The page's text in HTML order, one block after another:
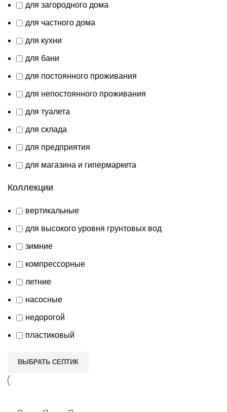
для загородного дома
для частного дома
для кухни
для бани
для постоянного проживания
для непостоянного проживания
для туалета
для склада
для предприятия
для магазина и гипермаркета
Коллекции
вертикальные
для высокого уровня грунтовых вод
зимние
компрессорные
летние
насосные
недорогой
пластиковый
ВЫБРАТЬ СЕПТИК